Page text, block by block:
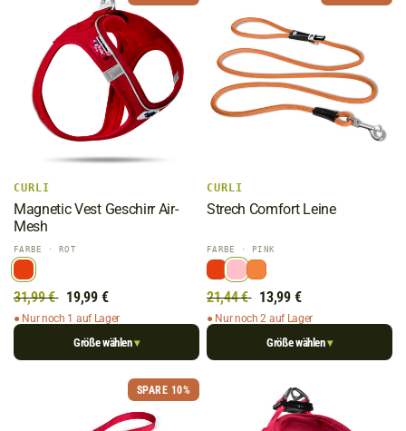
CURLI
Magnetic Vest Geschirr Air-
Mesh
FARBE · ROT
31,99 € 19,99 €
● Nur noch 1 auf Lager
Größe wählen▾
CURLI
Strech Comfort Leine
FARBE · PINK
21,44 € 13,99 €
● Nur noch 2 auf Lager
Größe wählen▾
SPARE 10%